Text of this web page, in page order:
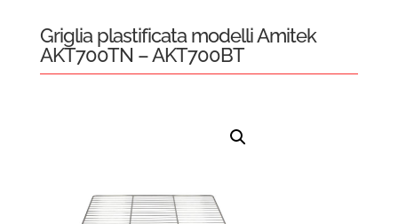
Griglia plastificata modelli Amitek
AKT700TN – AKT700BT